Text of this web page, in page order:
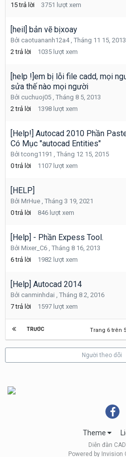
15 trả lời 3751 lượt xem
[heil] bản vẽ bịxoay
Bởi caotuananh12a4, Tháng 11 15, 2013
2 trả lời 1035 lượt xem
[help !]em bị lỗi file cadd, mọi
sửa thế nào mọi người
Bởi cuchuoj05 Tháng 8 5, 2013
2 trả lời 1398 lượt xem
[Help!] Autocad 2010 Phần
Có Mục "autocad Entities"
Bởitcong1191
Tháng 12 15, 2015
0 trả lời 1107 lượt xem
[HELP]
Bởi MrHue Tháng 3 19, 2021
0 trả lời 846 lượt xem
[Help] - Phần Expess Tool.
Bởi Mixer_C6 Tháng 8 16, 2013
6 trả lời 1982 lượt xem
[Help] Autocad 2014
Bởi canminhdai
Tháng 8 2, 2016
7 trả lời 1597 lượt xem
TRƯỚC Trang 6 trên
Người theo dõi
Theme
Diễn đàn
Powered by Invision